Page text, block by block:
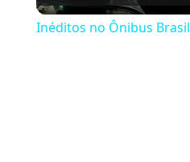
Inéditos no Ônibus Brasil